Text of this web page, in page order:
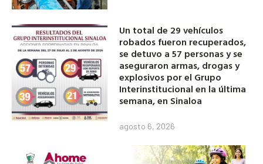
Un total de 29 vehículos
robados fueron recuperados,
se detuvo a 57 personas y se
aseguraron armas, drogas y
explosivos por el Grupo
Interinstitucional en la última
semana, en Sinaloa
agosto 6, 2026